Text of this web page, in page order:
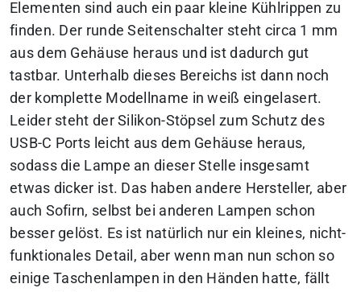
Elementen sind auch ein paar kleine Kühlrippen zu
finden. Der runde Seitenschalter steht circa 1 mm
aus dem Gehäuse heraus und ist dadurch gut
tastbar. Unterhalb dieses Bereichs ist dann noch
der komplette Modellname in weiß eingelasert.
Leider steht der Silikon-Stöpsel zum Schutz des
USB-C Ports leicht aus dem Gehäuse heraus,
sodass die Lampe an dieser Stelle insgesamt
etwas dicker ist. Das haben andere Hersteller, aber
auch Sofirn, selbst bei anderen Lampen schon
besser gelöst. Es ist natürlich nur ein kleines, nicht-
funktionales Detail, aber wenn man nun schon so
einige Taschenlampen in den Händen hatte, fällt